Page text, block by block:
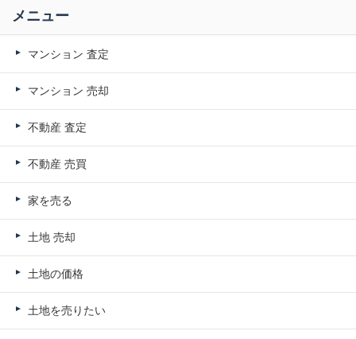
メニュー
マンション 査定
マンション 売却
不動産 査定
不動産 売買
家を売る
土地 売却
土地の価格
土地を売りたい